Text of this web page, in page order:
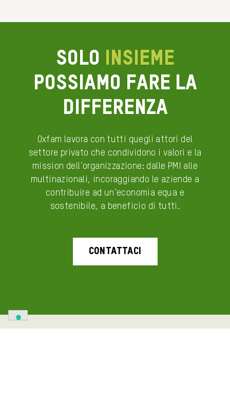
Solo insieme
possiamo fare la
differenza
Oxfam lavora con tutti quegli attori del
settore privato che condividono i valori e la
mission dell’organizzazione: dalle PMI alle
multinazionali, incoraggiando le aziende a
contribuire ad un’economia equa e
sostenibile, a beneficio di tutti.
CONTATTACI